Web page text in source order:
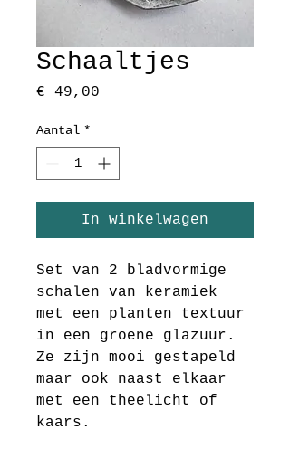
Schaaltjes
€ 49,00
Aantal *
In winkelwagen
Set van 2 bladvormige
schalen van keramiek
met een planten textuur
in een groene glazuur.
Ze zijn mooi gestapeld
maar ook naast elkaar
met een theelicht of
kaars.